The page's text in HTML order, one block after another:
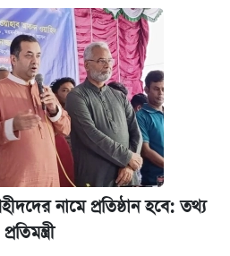
যেসব মার্কেট-দোকানপাট
আবেদন, জানাল কর্তৃপক্ষ
চূড়ান্ত পর্যায়ে, যা জানালেন
টিকিট কাটবেন যেভাবে
নামে প্রতিষ্ঠান হবে: তথ্য
প্রতিমন্ত্রী